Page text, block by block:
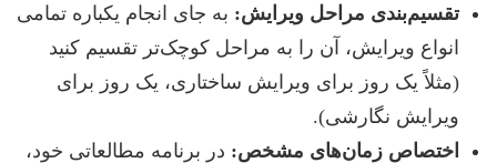
تقسیم‌بندی مراحل ویرایش: به جای انجام یکباره تمامی
انواع ویرایش، آن را به مراحل کوچک‌تر تقسیم کنید
(مثلاً یک روز برای ویرایش ساختاری، یک روز برای
ویرایش نگارشی).
اختصاص زمان‌های مشخص: در برنامه مطالعاتی خود،